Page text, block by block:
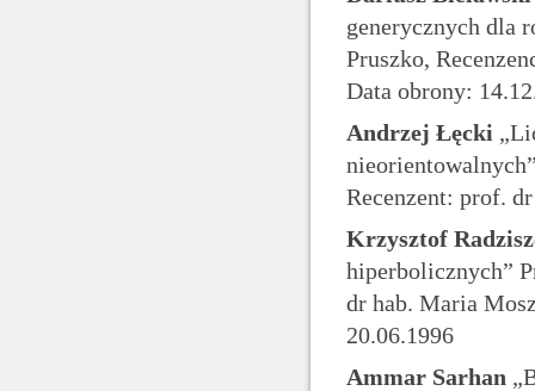
generycznych dla
Pruszko,
Data obrony:
Andrzej Łęcki
Recenzent: prof.
Krzysztof
hiperbolicznych”
dr hab. Maria
20.06.1996
Ammar Sarhan